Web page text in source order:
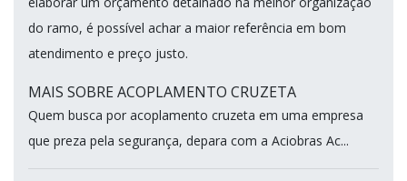
do ramo, é possível achar a maior referência em bom
atendimento e preço justo.
MAIS SOBRE ACOPLAMENTO CRUZETA
Quem busca por acoplamento cruzeta em uma empresa
que preza pela segurança, depara com a Aciobras Ac...